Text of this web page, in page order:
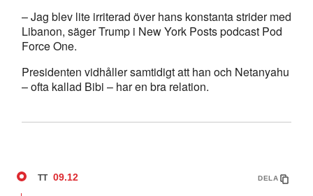
– Jag blev lite irriterad över hans konstanta strider med
Libanon, säger Trump i New York Posts podcast Pod
Force One.
Presidenten vidhåller samtidigt att han och Netanyahu
– ofta kallad Bibi – har en bra relation.
TT 09.12 DELA